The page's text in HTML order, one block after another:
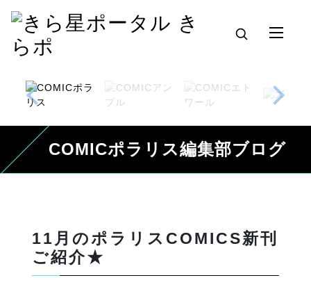
COMICポラリス編集部ブログ
11月のポラリスCOMICS新刊
ご紹介★